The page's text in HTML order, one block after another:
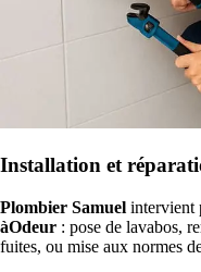
Installation et
Plombier Samuel intervient
àOdeur : pose de lavabos,
fuites, ou mise aux normes